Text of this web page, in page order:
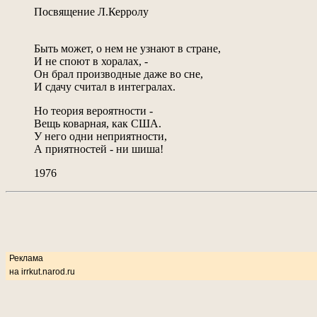
Посвящение Л.Керролу
Быть может, о нем не узнают в стране,
И не споют в хоралах, -
Он брал производные даже во сне,
И сдачу считал в интегралах.
Но теория вероятности -
Вещь коварная, как США.
У него одни неприятности,
А приятностей - ни шиша!
1976
Реклама
на irrkut.narod.ru